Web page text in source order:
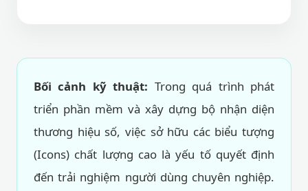
Bối cảnh kỹ thuật: Trong quá trình phát
triển phần mềm và xây dựng bộ nhận diện
thương hiệu số, việc sở hữu các biểu tượng
(Icons) chất lượng cao là yếu tố quyết định
đến trải nghiệm người dùng chuyên nghiệp.